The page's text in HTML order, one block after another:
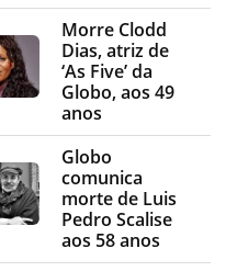
Morre Clodd
Dias, atriz de
‘As Five’ da
Globo, aos 49
anos
Globo
comunica
morte de Luis
Pedro Scalise
aos 58 anos